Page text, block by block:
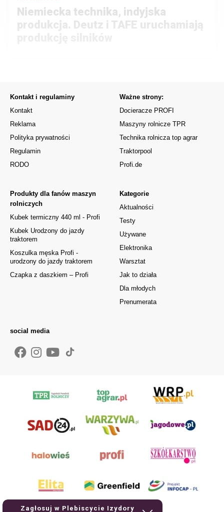
Niemiecka technika, indyjska
produkcja. Deutz i TAFE uruchamiają
Zagłosuj w Plebiscycie Izydory
Kontakt i regulaminy
Kontakt
Reklama
Polityka prywatności
Regulamin
RODO
Kategorie
Aktualności
Testy
Używane
Elektronika
Warsztat
Jak to działa
Dla młodych
Prenumerata
Produkty dla fanów maszyn
rolniczych
Kubek termiczny 440 ml - Profi
Kubek Urodzony do jazdy
traktorem
Koszulka męska Profi -
urodzony do jazdy traktorem
Czapka z daszkiem – Profi
Ważne strony:
Docieracze PROFI
Maszyny rolnicze TPR
Technika rolnicza top agrar
Traktorpool
Profi.de
social media